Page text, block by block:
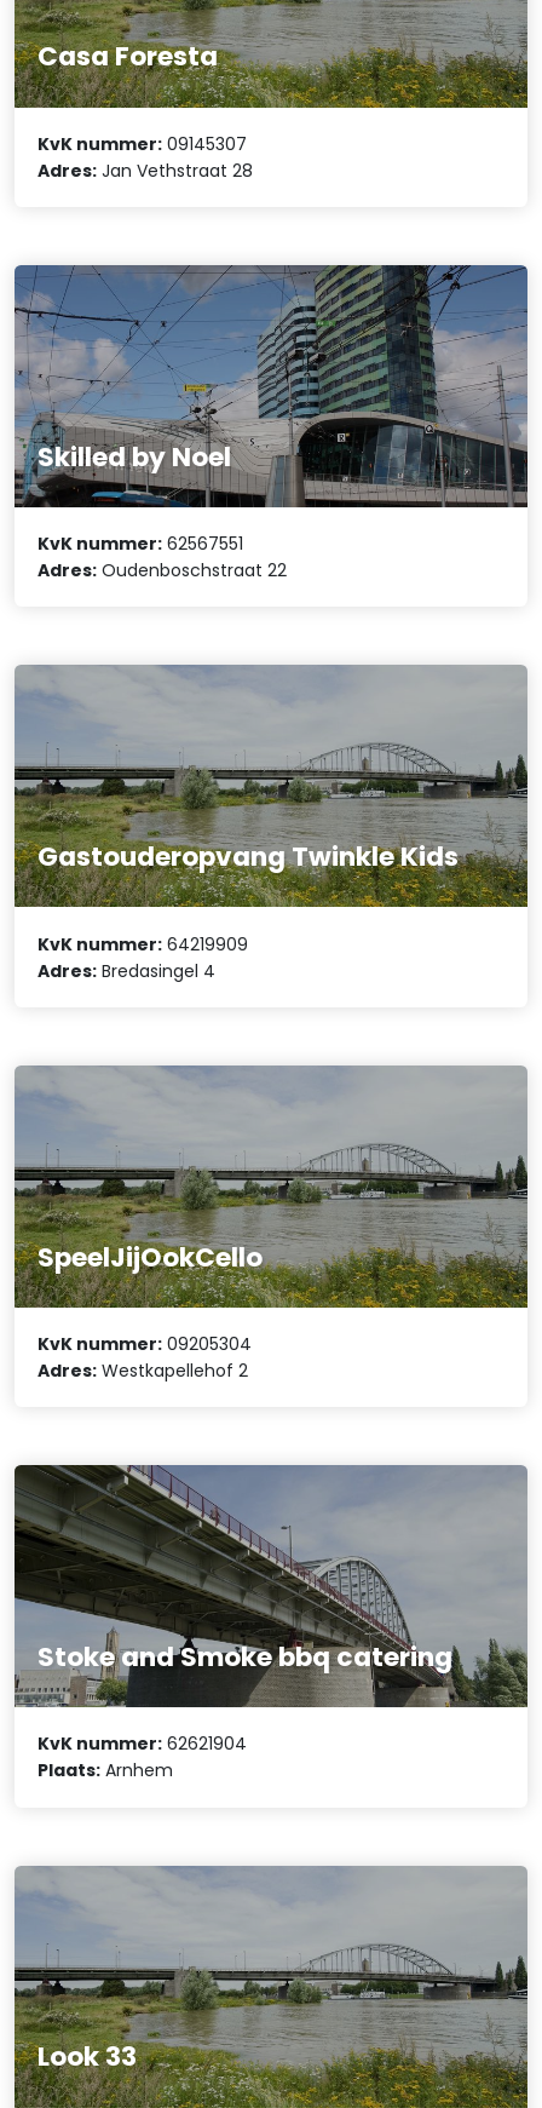
Casa Foresta
KvK nummer: 09145307
Adres: Jan Vethstraat 28
Skilled by Noel
KvK nummer: 62567551
Adres: Oudenboschstraat 22
Gastouderopvang Twinkle Kids
KvK nummer: 64219909
Adres: Bredasingel 4
SpeelJijOokCello
KvK nummer: 09205304
Adres: Westkapellehof 2
Stoke and Smoke bbq catering
KvK nummer: 62621904
Plaats: Arnhem
Look 33